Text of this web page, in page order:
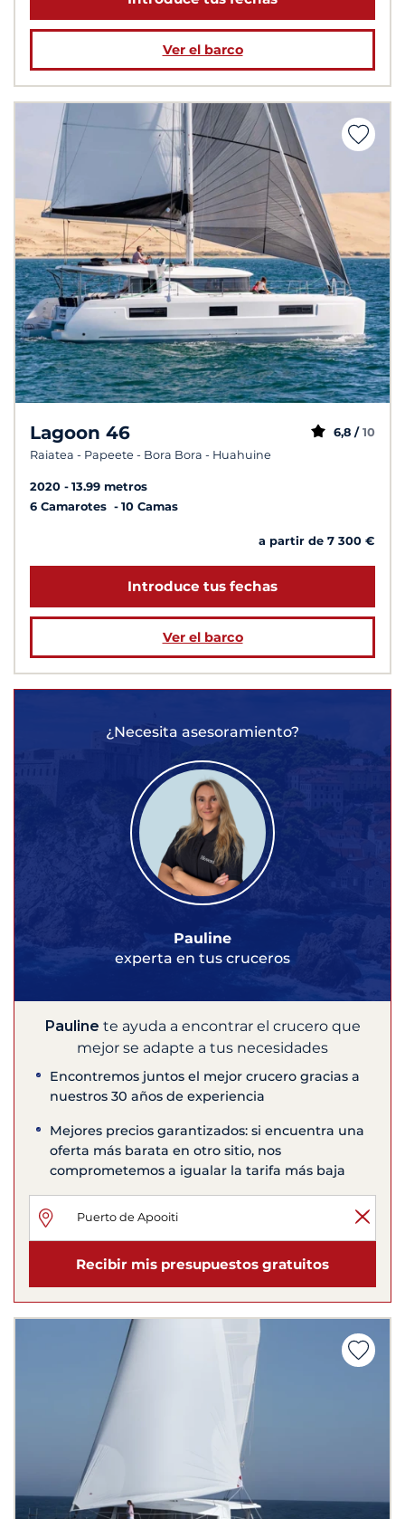
Ver el barco
Lagoon 46
Raiatea - Papeete - Bora Bora - Huahuine
6,8 / 10
2020
13.99 metros
6 Camarotes
10 Camas
a partir de 7 300 €
Introduce tus fechas
Ver el barco
¿Necesita asesoramiento?
Pauline
experta en tus cruceros
Pauline te ayuda a encontrar el crucero que
mejor se adapte a tus necesidades
Encontremos juntos el mejor crucero gracias a
nuestros 30 años de experiencia
Mejores precios garantizados: si encuentra una
oferta más barata en otro sitio, nos
comprometemos a igualar la tarifa más baja
Recibir mis presupuestos gratuitos